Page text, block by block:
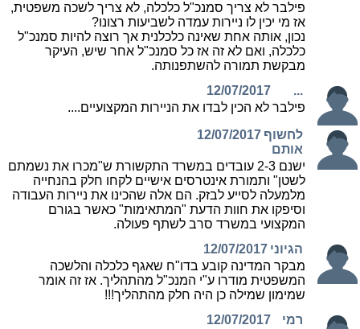
פילבר לא צריך סמנכ"ל כלכלה, לא צריך לשכה משפטית,
אז מי יכין לו ניירות עמדה לשביעות רצונו?
נכון, אותה אחת שאינה כלכלנית אך רוצה להיות סמנכ"ל
כלכלה, ואם לא זה אז כל סמנכ"ל אחר שיש, העיקר
מבקשת תמורה להשתפנותה.
...
12/07/2017
פילבר לא הכין לבדו את הניירות המקצועיים....
לחשוף
אותם
12/07/2017
ישנם 2-3 עובדים במשרד התקשורת ש"מכרו את נשמתם
לשטן" ותמורת אינטרסים אישיים לקחו חלק בהנחייה
מלמעלה לסייע לבזק. הם אלה שהכינו את ניירות העבודה
וסיפקו את חוות הדעת "המתאימות" כאשר בגורם
המקצועי במשרד סרב לשתף פעולה.
הגיוני 12/07/2017
מבקר המדינה קובע בדו"ח שאגף כלכלה והלשכה
המשפטית מודרו ע"י המנכ"ל מהתהליך. אז זה אומר
שמימון שמילה כן היה חלק מהתהליך!!!
רמי
12/07/2017